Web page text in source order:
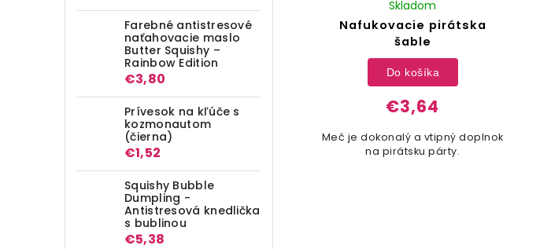
Farebné antistresové
naťahovacie maslo
Butter Squishy –
Rainbow Edition
€3,80
Prívesok na kľúče s
kozmonautom
(čierna)
€1,52
Squishy Bubble
Dumpling -
Antistresová knedlička
s bublinou
€5,38
Nafukovacie pirátska
šable
Skladom
€3,64
Do košíka
Meč je dokonalý a vtipný doplnok
na pirátsku párty.